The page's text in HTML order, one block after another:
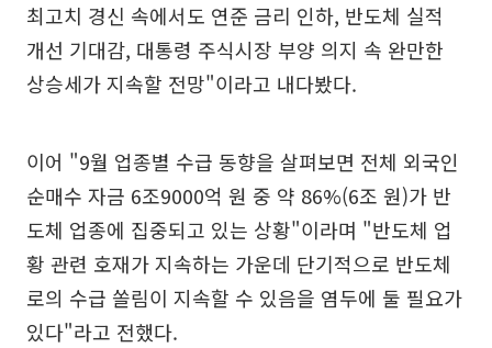
최고치 경신 속에서도 연준 금리 인하, 반도체 실적
개선 기대감, 대통령 주식시장 부양 의지 속 완만한
상승세가 지속할 전망"이라고 내다봤다.
이어 "9월 업종별 수급 동향을 살펴보면 전체 외국인
순매수 자금 6조9000억 원 중 약 86%(6조 원)가 반
도체 업종에 집중되고 있는 상황"이라며 "반도체 업
황 관련 호재가 지속하는 가운데 단기적으로 반도체
로의 수급 쏠림이 지속할 수 있음을 염두에 둘 필요가
있다"라고 전했다.